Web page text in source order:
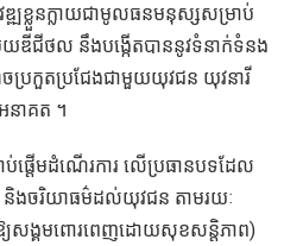
ឍខ្លួនក្លាយជាមូលធនមនុស្សសម្រាប់
ឌីជីថល នឹងបង្កើតបាននូវទំនាក់ទំនង
ចប្រកួតប្រជែងជាមួយយុវជន យុវនារី
ាគត ។
ាប់ផ្តើមដំណើរការ លើប្រធានបទដែល
ងចរិយាធម៌ដល់យុវជន តាមរយៈ
ើឱ្យសង្គមពោរពេញដោយសុខសន្តិភាព)